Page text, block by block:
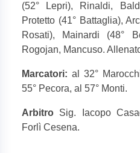
(52° Lepri), Rinaldi,
Protetto (41° Battaglia),
Rosati), Mainardi (48°
Rogojan, Mancuso.
Marcatori: al 32°
55° Pecora, al 57° Monti.
Arbitro Sig. Iacopo
Forlì Cesena.